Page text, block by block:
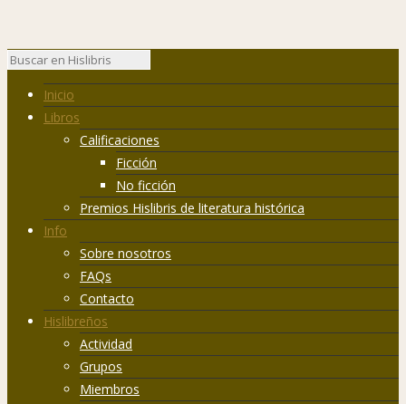
Inicio
Libros
Calificaciones
Ficción
No ficción
Premios Hislibris de literatura histórica
Info
Sobre nosotros
FAQs
Contacto
Hislibreños
Actividad
Grupos
Miembros